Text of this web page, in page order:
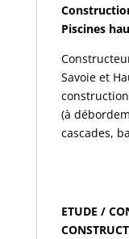
Piscines
Savoie et
(à
cascades,
ETUDE /